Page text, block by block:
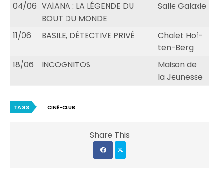
04/06 VAÏANA : LA LÉGENDE DU
BOUT DU MONDE
Salle Galaxie
11/06 BASILE, DÉTECTIVE PRIVÉ
Chalet Hof-
ten-Berg
18/06
INCOGNITOS
Maison de
la Jeunesse
TAGS CINÉ-CLUB
Share This